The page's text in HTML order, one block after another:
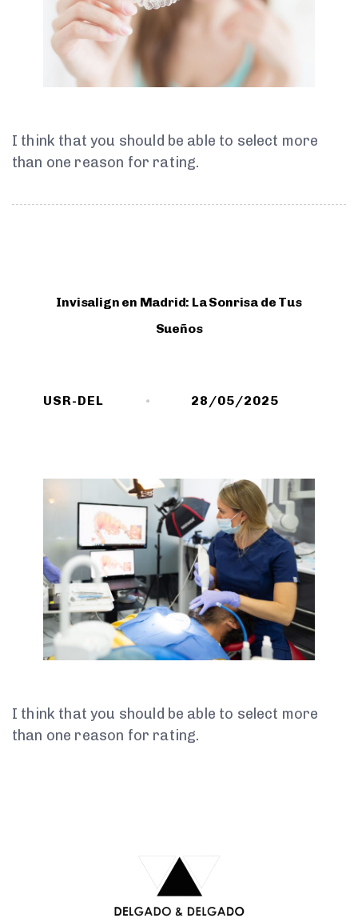
I think that you should be able to select more
than one reason for rating.
Invisalign en Madrid: La Sonrisa de Tus
Sueños
USR-DEL 28/05/2025
I think that you should be able to select more
than one reason for rating.